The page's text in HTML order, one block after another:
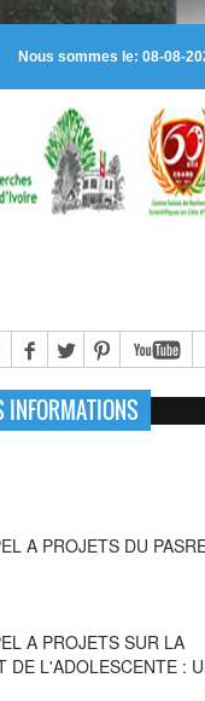
Nous sommes le: 08-08-
), alloue des bourses de
INFORMATIONS
A PROJETS DU PASRES